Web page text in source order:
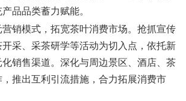
品品类蓄力赋能。
销模式，拓宽茶叶消费市场。抢抓宣传
采、采茶研学等活动为切入点，依托新
销售渠道。深化与周边景区、酒店、茶
推出互利引流措施，合力拓展消费市